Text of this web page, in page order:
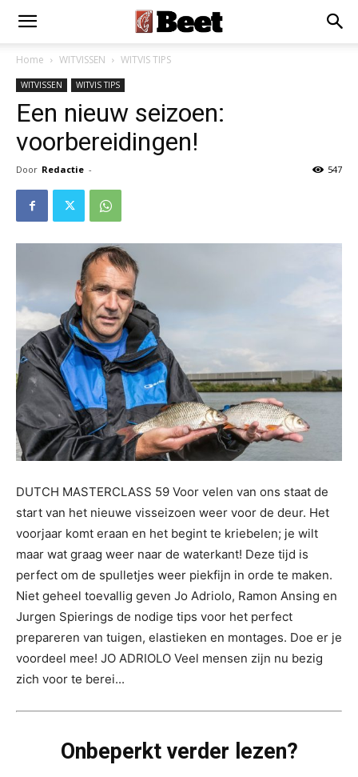
Home WITVISSEN WITVIS TIPS
WITVISSEN WITVIS TIPS
Een nieuw seizoen:
voorbereidingen!
Door Redactie - 547
DUTCH MASTERCLASS 59 Voor velen van ons staat de
start van het nieuwe visseizoen weer voor de deur. Het
voorjaar komt eraan en het begint te kriebelen; je wilt
maar wat graag weer naar de waterkant! Deze tijd is
perfect om de spulletjes weer piekfijn in orde te maken.
Niet geheel toevallig geven Jo Adriolo, Ramon Ansing en
Jurgen Spierings de nodige tips voor het perfect
prepareren van tuigen, elastieken en montages. Doe er je
voordeel mee! JO ADRIOLO Veel mensen zijn nu bezig
zich voor te berei...
Onbeperkt verder lezen?